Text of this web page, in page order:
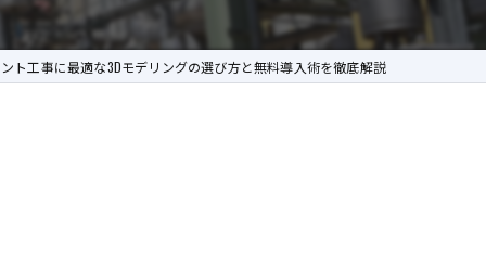
山口のプラント工事
ト工事に最適な3Dモデリングの選び方と無料導入術を徹底解説